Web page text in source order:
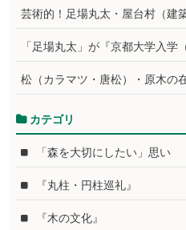
芸術的！足場丸太・屋台村（建
「足場丸太」が『京都大学入
松（カラマツ・唐松）・原木の
カテゴリ
「森を大切にしたい」思い
『丸柱・円柱巡礼』
『木の文化』